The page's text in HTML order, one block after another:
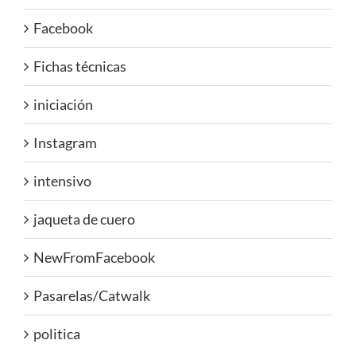
Facebook
Fichas técnicas
iniciación
Instagram
intensivo
jaqueta de cuero
NewFromFacebook
Pasarelas/Catwalk
politica